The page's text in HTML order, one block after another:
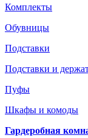
Комплекты
Обувницы
Подставки
Подставки и
Пуфы
Шкафы и комоды
Гардеробная